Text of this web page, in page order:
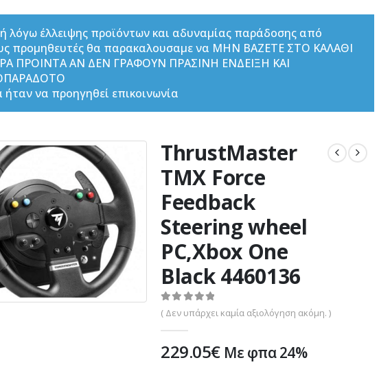
λόγω έλλειψης προϊόντων και αδυναμίας παράδοσης από
προμηθευτές θα παρακαλουσαμε να ΜΗΝ ΒΑΖΕΤΕ ΣΤΟ ΚΑΛΑΘΙ
ΠΡΟΙΝΤΑ ΑΝ ΔΕΝ ΓΡΑΦΟΥΝ ΠΡΑΣΙΝΗ ΕΝΔΕΙΞΗ ΚΑΙ
ήταν να προηγηθεί επικοινωνία
ThrustMaster
TMX Force
Feedback
Steering wheel
PC,Xbox One
Black 4460136
0 out of 5
( Δεν υπάρχει καμία αξιολόγηση ακόμη. )
229.05€ Με φπα 24%